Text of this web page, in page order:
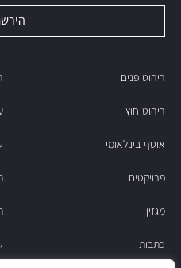
ריהוט פנים
ריהוט חוץ
אוסף בינלאומי
פרויקטים
מגזין
כתבות